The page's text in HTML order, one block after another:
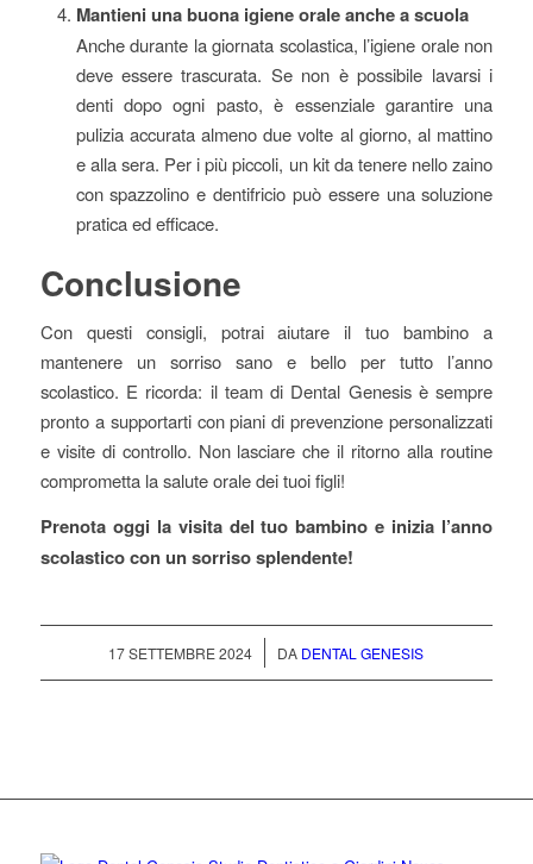
Mantieni una buona igiene orale anche a scuola
Anche durante la giornata scolastica, l’igiene orale non
deve essere trascurata. Se non è possibile lavarsi i
denti dopo ogni pasto, è essenziale garantire una
pulizia accurata almeno due volte al giorno, al mattino
e alla sera. Per i più piccoli, un kit da tenere nello zaino
con spazzolino e dentifricio può essere una soluzione
pratica ed efficace.
Conclusione
Con questi consigli, potrai aiutare il tuo bambino a
mantenere un sorriso sano e bello per tutto l’anno
scolastico. E ricorda: il team di Dental Genesis è sempre
pronto a supportarti con piani di prevenzione personalizzati
e visite di controllo. Non lasciare che il ritorno alla routine
comprometta la salute orale dei tuoi figli!
Prenota oggi la visita del tuo bambino e inizia l’anno
scolastico con un sorriso splendente!
17 SETTEMBRE 2024
/ DA DENTAL GENESIS